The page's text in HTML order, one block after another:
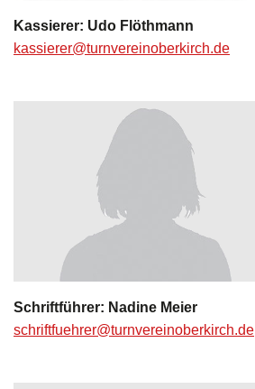
Kassierer: Udo Flöthmann
kassierer@turnvereinoberkirch.de
Schriftführer: Nadine Meier
schriftfuehrer@turnvereinoberkirch.de